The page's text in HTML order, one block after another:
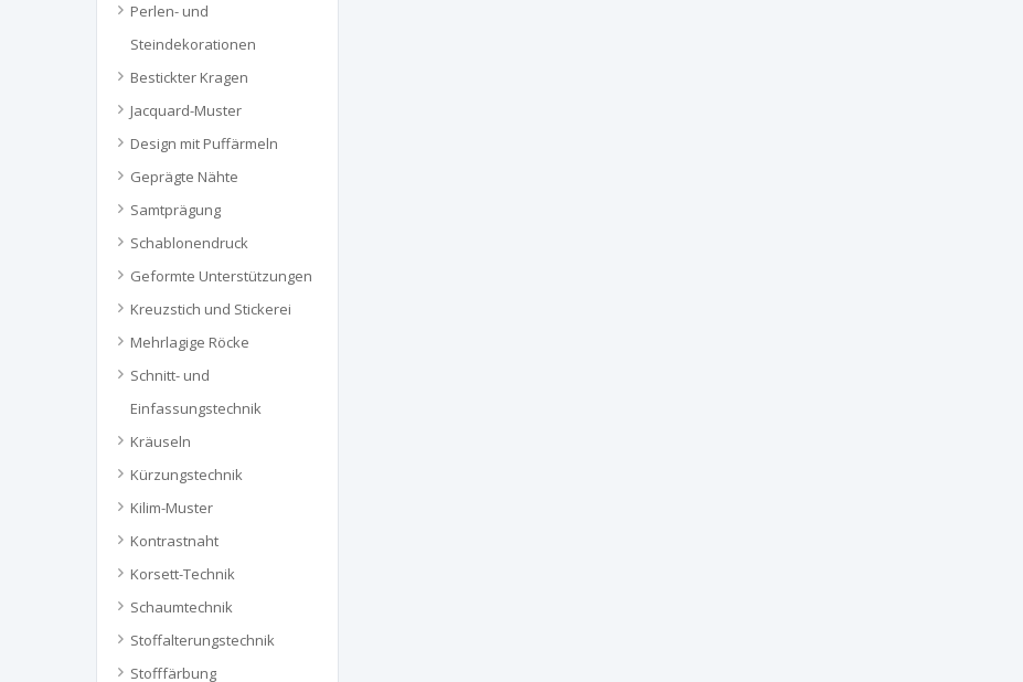
Perlen- und
Steindekorationen
Bestickter Kragen
Jacquard-Muster
Design mit Puffärmeln
Geprägte Nähte
Samtprägung
Schablonendruck
Geformte Unterstützungen
Kreuzstich und Stickerei
Mehrlagige Röcke
Schnitt- und
Einfassungstechnik
Kräuseln
Kürzungstechnik
Kilim-Muster
Kontrastnaht
Korsett-Technik
Schaumtechnik
Stoffalterungstechnik
Stofffärbung